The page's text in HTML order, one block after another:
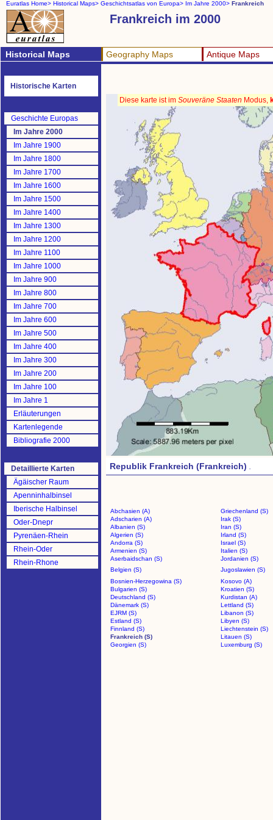
Euratlas Home> Historical Maps> Geschichtsatlas von Europa> Im Jahre 2000> Frankreich
Frankreich im 2000
Historical Maps Geography Maps Antique Maps
Historische Karten
Geschichte Europas
Im Jahre 2000
Im Jahre 1900
Im Jahre 1800
Im Jahre 1700
Im Jahre 1600
Im Jahre 1500
Im Jahre 1400
Im Jahre 1300
Im Jahre 1200
Im Jahre 1100
Im Jahre 1000
Im Jahre 900
Im Jahre 800
Im Jahre 700
Im Jahre 600
Im Jahre 500
Im Jahre 400
Im Jahre 300
Im Jahre 200
Im Jahre 100
Im Jahre 1
Erläuterungen
Kartenlegende
Bibliografie 2000
Detaillierte Karten
Ägäischer Raum
Apenninhalbinsel
Iberische Halbinsel
Oder-Dnepr
Pyrenäen-Rhein
Rhein-Oder
Rhein-Rhone
Diese karte ist im Souveräne Staaten Modus,
Republik Frankreich (Frankreich) .
Abchasien (A)
Griechenland (S)
Adscharien (A)
Irak (S)
Albanien (S)
Iran (S)
Algerien (S)
Irland (S)
Andorra (S)
Israel (S)
Armenien (S)
Italien (S)
Aserbaidschan (S)
Jordanien (S)
Belgien (S)
Jugoslawien (S)
Bosnien-Herzegowina (S)
Kosovo (A)
Bulgarien (S)
Kroatien (S)
Deutschland (S)
Kurdistan (A)
Dänemark (S)
Lettland (S)
EJRM (S)
Libanon (S)
Estland (S)
Libyen (S)
Finnland (S)
Liechtenstein (S)
Frankreich (S)
Litauen (S)
Georgien (S)
Luxemburg (S)